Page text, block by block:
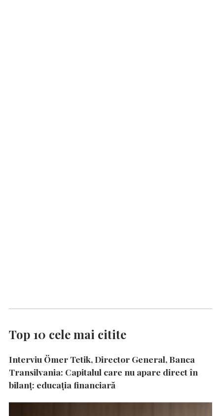
Top 10 cele mai citite
Interviu Ömer Tetik, Director General, Banca
Transilvania: Capitalul care nu apare direct în
bilanț: educația financiară